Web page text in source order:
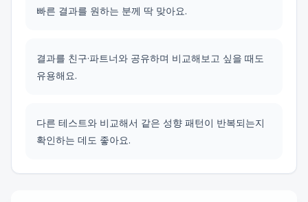
빠른 결과를 원하는 분께 딱 맞아요.
결과를 친구·파트너와 공유하며 비교해보고 싶을 때도
유용해요.
다른 테스트와 비교해서 같은 성향 패턴이 반복되는지
확인하는 데도 좋아요.